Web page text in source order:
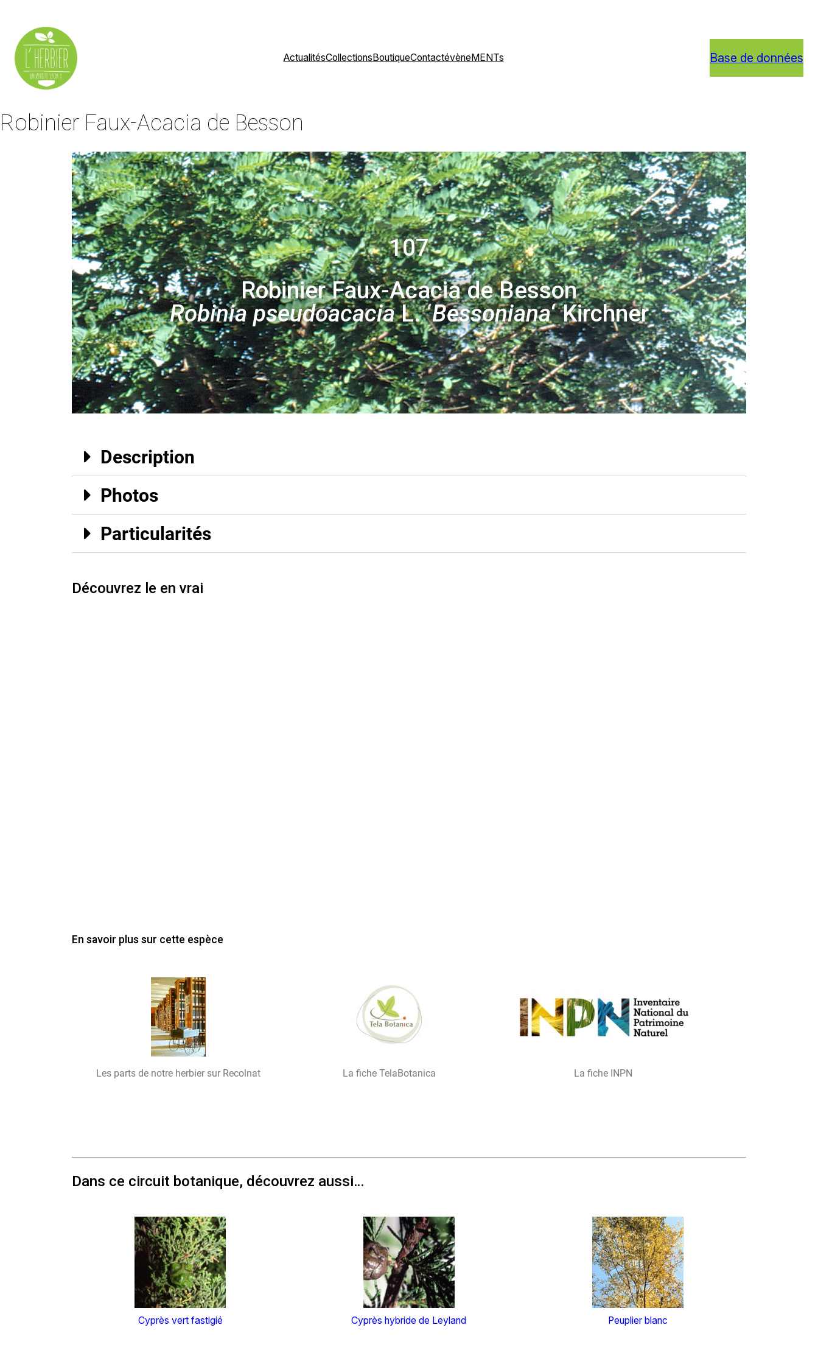
ActualitésCollections BoutiqueContactévèneMENTs Base de données
Robinier Faux-Acacia de Besson
107
Robinier Faux-Acacia de Besson
Robinia pseudoacaciaL. ‘Bessoniana‘ Kirchner
Description
Photos
Particularités
Découvrez le en vrai
En savoir plus sur cette espèce
Les parts de notre herbier sur Recolnat La fiche TelaBotanica La fiche INPN
Dans ce circuit botanique, découvrez aussi…
Cyprès vert fastigié Cyprès hybride de Leyland Peuplier blanc